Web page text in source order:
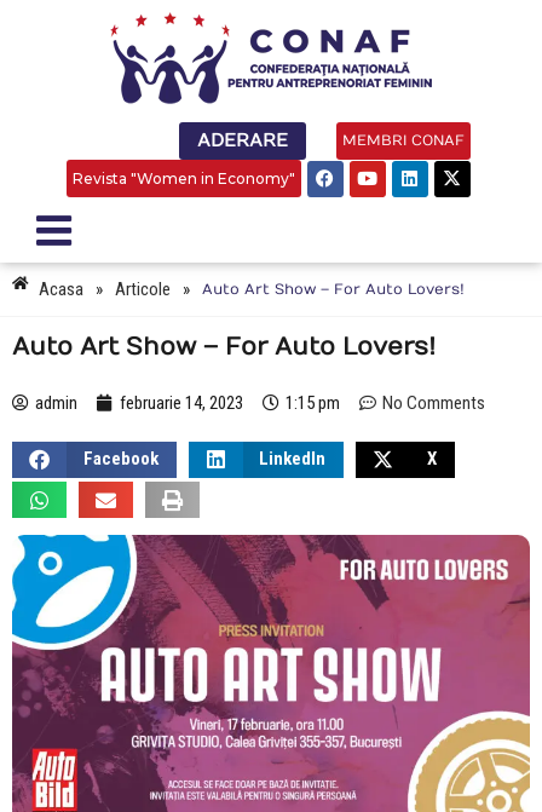
ADERARE MEMBRI CONAF
Revista "Women in Economy"
Acasa » Articole » Auto Art Show – For Auto Lovers!
Auto Art Show – For Auto Lovers!
admin februarie 14, 2023 1:15 pm No Comments
Facebook LinkedIn X